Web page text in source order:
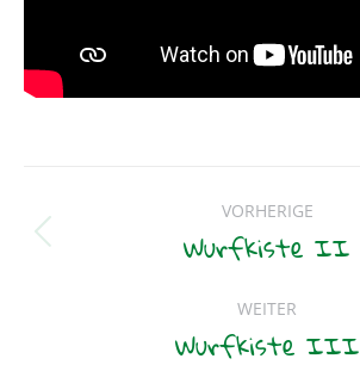
Beitragsnavigation
VORHERIGE
Vorheriger
Wurfkiste II
WEITER
Nächster
Wurfkiste III